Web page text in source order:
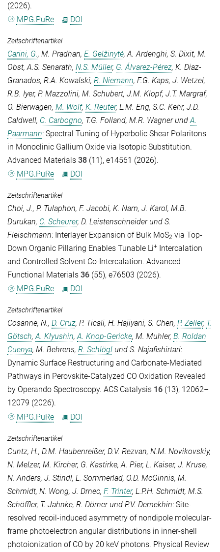
(2026).
MPG.PuRe
DOI
Zeitschriftenartikel
Carini, G., M. Pradhan, E. Gelžinytė,A. Ardenghi, S. Dixit, M.
Obst,A.S. Senarath, N.S. Müller, G. Álvarez-Pérez, K. Diaz-
Granados, R.A. Kowalski, R. Niemann, F.G. Kaps, J. Wetzel,
R.B. Iyer, P. Mazzolini, M. Schubert, J.M. Klopf, J.T. Margraf,
O. Bierwagen, M. Wolf, K. Reuter, L.M. Eng, S.C. Kehr, J.D.
Caldwell, C. Carbogno, T.G. Folland, M.R. WagnerundA.
Paarmann: Spectral Tuning of Hyperbolic Shear Polaritons
in Monoclinic Gallium Oxide via Isotopic Substitution.
Advanced Materials 38 (11), e14561 (2026).
MPG.PuRe
DOI
Zeitschriftenartikel
Choi, J., P. Tulaphon, F. Jacobi, K. Nam, J. Karol, M.B.
Durukan, C. Scheurer, D. Leistenschneiderund S.
Fleischmann: Interlayer Expansion of Bulk MoS2 via Top-
Down Organic Pillaring Enables Tunable Li+ Intercalation
and Controlled Solvent Co-Intercalation. Advanced
Functional Materials 36 (55), e76503 (2026).
MPG.PuRe
DOI
Zeitschriftenartikel
Cosanne, N., D. Cruz, P. Ticali, H. Hajiyani, S. Chen, P. Zeller, T.
Götsch,A. Klyushin,A. Knop-Gericke, M. Muhler, B. Roldan
Cuenya, M. Behrens, R. Schlögl und S. Najafishirtari:
Dynamic Surface Restructuring and Carbonate-Mediated
Pathways in Perovskite-Catalyzed CO Oxidation Revealed
by Operando Spectroscopy. ACS Catalysis 16 (13), 12062–
12079 (2026).
MPG.PuRe
DOI
Zeitschriftenartikel
Cuntz, H., D.M. Haubenreißer, D.V. Rezvan, N.M. Novikovskiy,
N. Melzer, M. Kircher, G. Kastirke, A. Pier, L. Kaiser, J. Kruse,
N. Anders, J. Stindl, L. Sommerlad, O.D. McGinnis, M.
Schmidt, N. Wong, J. Drnec, F. Trinter, L.P.H. Schmidt, M.S.
Schöffler, T. Jahnke, R. Dörnerund P.V. Demekhin: Site-
resolved recoil-induced asymmetry of nondipole molecular-
frame photoelectron angular distributions in inner-shell
photoionization of CO by 20 keV photons. Physical Review